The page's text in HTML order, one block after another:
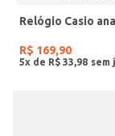
R$ 169,90
5x de R$ 33 98